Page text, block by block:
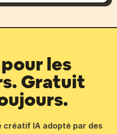
les
Gratuit
créatif IA adopté par des